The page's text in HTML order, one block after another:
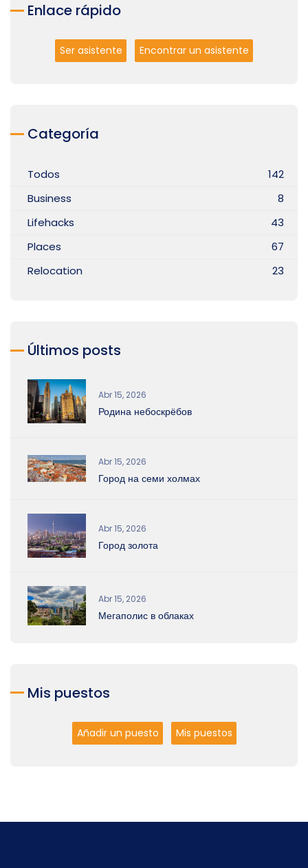
Enlace rápido
Ser asistente Encontrar un asistente
Categoría
Todos
142
Business
8
Lifehacks
43
Places
67
Relocation
23
Últimos posts
Abr 15, 2026
Родина небоскрёбов
Abr 15, 2026
Город на семи холмах
Abr 15, 2026
Город золота
Abr 15, 2026
Мегаполис в облаках
Mis puestos
Añadir un puesto Mis puestos